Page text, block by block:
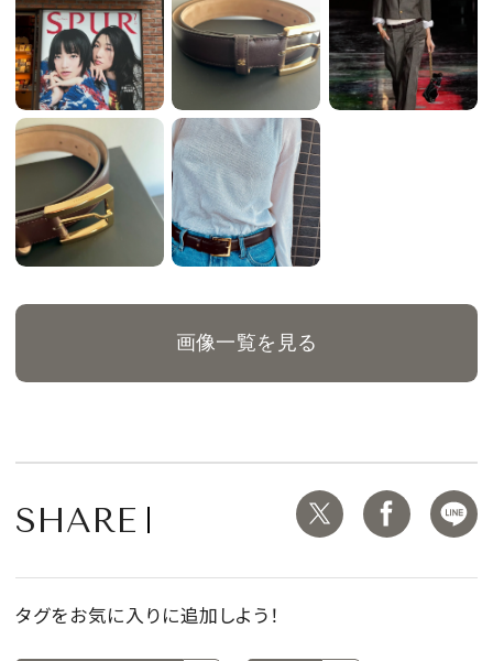
画像一覧を見る
SHARE
タグをお気に入りに追加しよう！